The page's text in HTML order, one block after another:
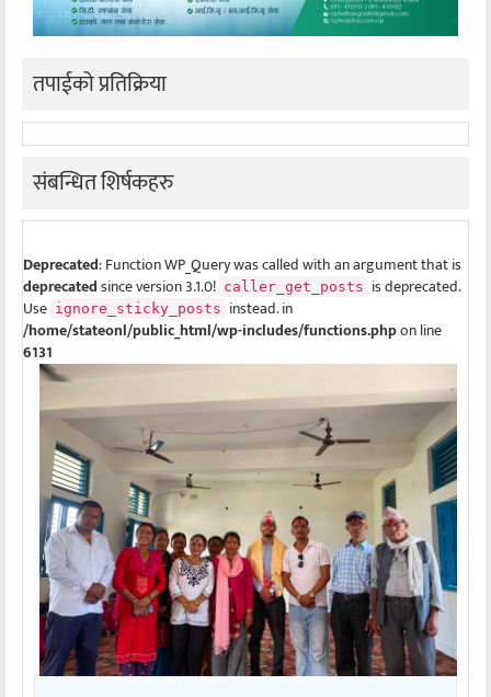
तपाईको प्रतिक्रिया
संबन्धित शिर्षकहरु
Deprecated: Function WP_Query was called with an argument that is
deprecatedsince version 3.1.0! caller_get_posts is deprecated.
Use ignore_sticky_posts instead. in
/home/stateonl/public_html/wp-includes/functions.phpon line
6131